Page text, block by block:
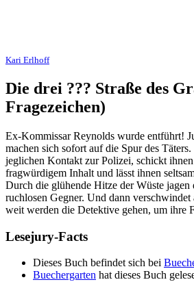
Kari Erlhoff
Die drei ??? Straße des
Fragezeichen)
Ex-Kommissar Reynolds wurde entführt!
machen sich sofort auf die Spur des
jeglichen Kontakt zur Polizei, schickt
fragwürdigem Inhalt und lässt ihnen
Durch die glühende Hitze der Wüste jagen
ruchlosen Gegner. Und dann
weit werden die Detektive gehen, um ihre
Lesejury-Facts
Dieses Buch befindet sich bei
Buechergarten hat dieses Buch